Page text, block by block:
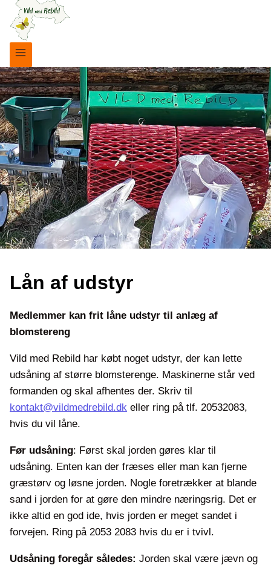
Lån af udstyr
Medlemmer kan frit låne udstyr til anlæg af
blomstereng
Vild med Rebild har købt noget udstyr, der kan lette
udsåning af større blomsterenge. Maskinerne står ved
formanden og skal afhentes der. Skriv til
kontakt@vildmedrebild.dk eller ring på tlf. 20532083,
hvis du vil låne.
Før udsåning: Først skal jorden gøres klar til
udsåning. Enten kan der fræses eller man kan fjerne
græstørv og løsne jorden. Nogle foretrækker at blande
sand i jorden for at gøre den mindre næringsrig. Det er
ikke altid en god ide, hvis jorden er meget sandet i
forvejen. Ring på 2053 2083 hvis du er i tvivl.
Udsåning foregår således: Jorden skal være jævn og